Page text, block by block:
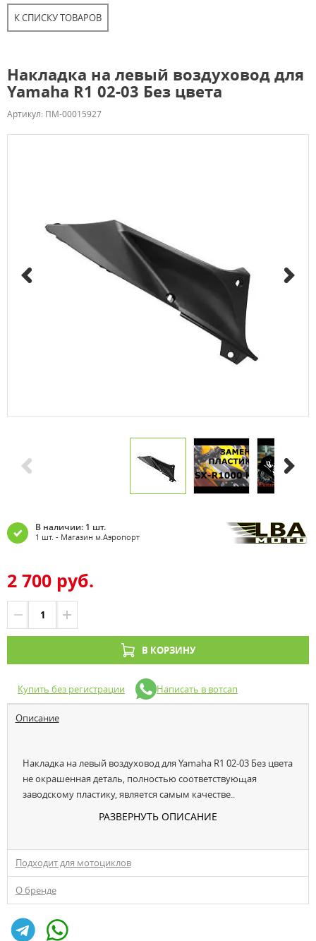
К СПИСКУ ТОВАРОВ
Накладка на левый воздуховод для
Yamaha R1 02-03 Без цвета
Артикул: ПМ-00015927
В наличии: 1 шт.
1 шт. - Магазин м.Аэропорт
2 700 руб.
В КОРЗИНУ
Купить без регистрации Написать в вотсап
Описание
Накладка на левый воздуховод для Yamaha R1 02-03 Без цвета
не окрашенная деталь, полностью соответствующая
заводскому пластику, является самым качестве..
РАЗВЕРНУТЬ ОПИСАНИЕ
Подходит для мотоциклов
О бренде